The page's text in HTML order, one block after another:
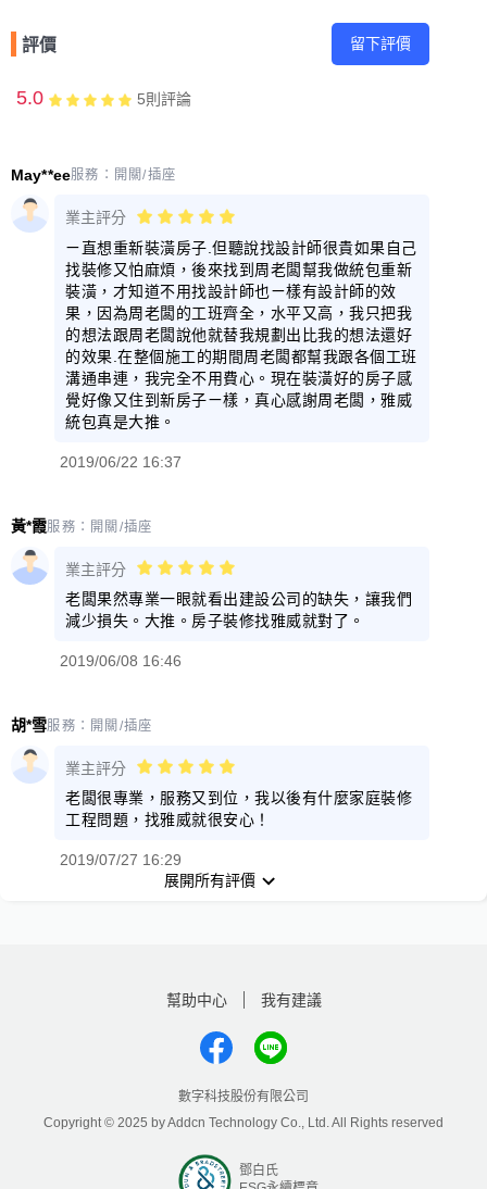
評價 留下評價
5.0 5則評論
May**ee服務： 開關/插座
業主評分
ㄧ直想重新裝潢房子.但聽說找設計師很貴如果自己
找裝修又怕麻煩，後來找到周老闆幫我做統包重新
裝潢，才知道不用找設計師也ㄧ樣有設計師的效
果，因為周老闆的工班齊全，水平又高，我只把我
的想法跟周老闆說他就替我規劃出比我的想法還好
的效果.在整個施工的期間周老闆都幫我跟各個工班
溝通串連，我完全不用費心。現在裝潢好的房子感
覺好像又住到新房子ㄧ樣，真心感謝周老闆，雅威
統包真是大推。
2019/06/22 16:37
黃*霞服務： 開關/插座
業主評分
老闆果然專業一眼就看出建設公司的缺失，讓我們
減少損失。大推。房子裝修找雅威就對了。
2019/06/08 16:46
胡*雪服務： 開關/插座
業主評分
老闆很專業，服務又到位，我以後有什麼家庭裝修
工程問題，找雅威就很安心！
2019/07/27 16:29
展開所有評價
幫助中心 我有建議
數字科技股份有限公司
Copyright © 2025 by Addcn Technology Co., Ltd. All Rights reserved
鄧白氏